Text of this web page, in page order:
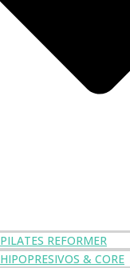
PILATES REFORMER
HIPOPRESIVOS & CORE